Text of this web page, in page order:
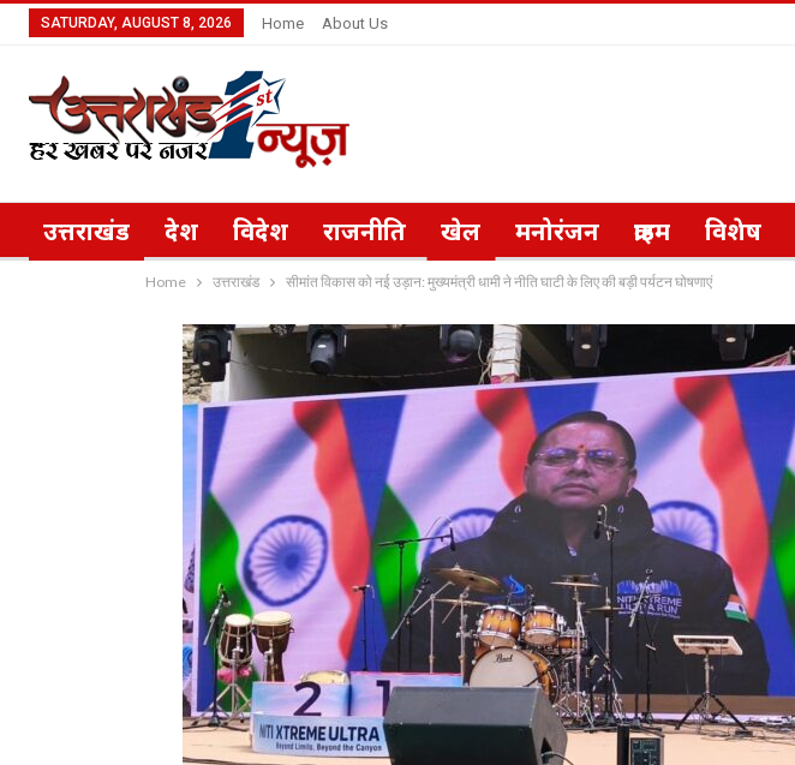
SATURDAY, AUGUST 8, 2026 Home About Us
उत्तराखंड देश विदेश राजनीति खेल मनोरंजन क्राइम विशेष
Home उत्तराखंड सीमांत विकास को नई उड़ान: मुख्यमंत्री धामी ने नीति घाटी के लिए की बड़ी पर्यटन घोषणाएं